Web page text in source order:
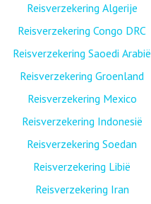
Reisverzekering Algerije
Reisverzekering Congo DRC
Reisverzekering Saoedi Arabië
Reisverzekering Groenland
Reisverzekering Mexico
Reisverzekering Indonesië
Reisverzekering Soedan
Reisverzekering Libië
Reisverzekering Iran